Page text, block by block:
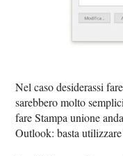
Nel caso desiderassi
sarebbero molto
fare Stampa unione
Outlook: basta